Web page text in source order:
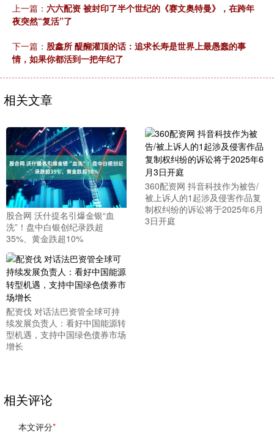
上一篇： 六六配资 被封印了半个世纪的《赛文奥特曼》，在跨年
夜突然“复活”了
下一篇： 股鑫所 醍醐灌顶的话：追求长寿是世界上最愚蠢的事
情，如果你都活到一把年纪了
相关文章
股合网 沃什提名引爆金银“血
洗”！盘中白银创纪录跌超
35%、黄金跌超10%
360配资网 抖音科技作为被告/
被上诉人的1起涉及侵害作品复
制权纠纷的诉讼将于2025年6月
3日开庭
配资伐 对话法巴资管全球可持
续发展负责人：看好中国能源转
型机遇，支持中国绿色债券市场
增长
相关评论
本文评分*